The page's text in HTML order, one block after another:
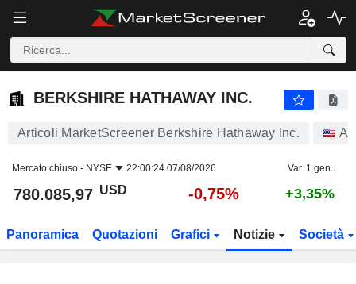
BERKSHIRE HATHAWAY INC.
Articoli MarketScreener Berkshire Hathaway Inc.
Mercato chiuso - NYSE 22:00:24 07/08/2026 Var. 1 gen.
780.085,97 USD -0,75% +3,35%
Panoramica Quotazioni Grafici Notizie Società